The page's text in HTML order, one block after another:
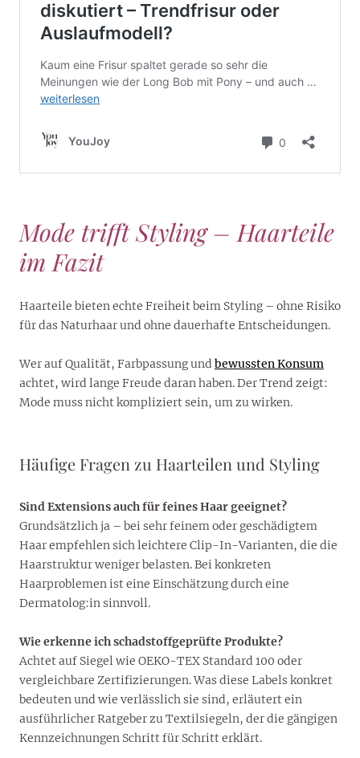
Mode trifft Styling – Haarteile
im Fazit
Haarteile bieten echte Freiheit beim Styling – ohne Risiko
für das Naturhaar und ohne dauerhafte Entscheidungen.
Wer auf Qualität, Farbpassung und bewussten Konsum
achtet, wird lange Freude daran haben. Der Trend zeigt:
Mode muss nicht kompliziert sein, um zu wirken.
Häufige Fragen zu Haarteilen und Styling
Sind Extensions auch für feines Haar geeignet?
Grundsätzlich ja – bei sehr feinem oder geschädigtem
Haar empfehlen sich leichtere Clip-In-Varianten, die die
Haarstruktur weniger belasten. Bei konkreten
Haarproblemen ist eine Einschätzung durch eine
Dermatolog:in sinnvoll.
Wie erkenne ich schadstoffgeprüfte Produkte?
Achtet auf Siegel wie OEKO-TEX Standard 100 oder
vergleichbare Zertifizierungen. Was diese Labels konkret
bedeuten und wie verlässlich sie sind, erläutert ein
ausführlicher Ratgeber zu Textilsiegeln, der die gängigen
Kennzeichnungen Schritt für Schritt erklärt.